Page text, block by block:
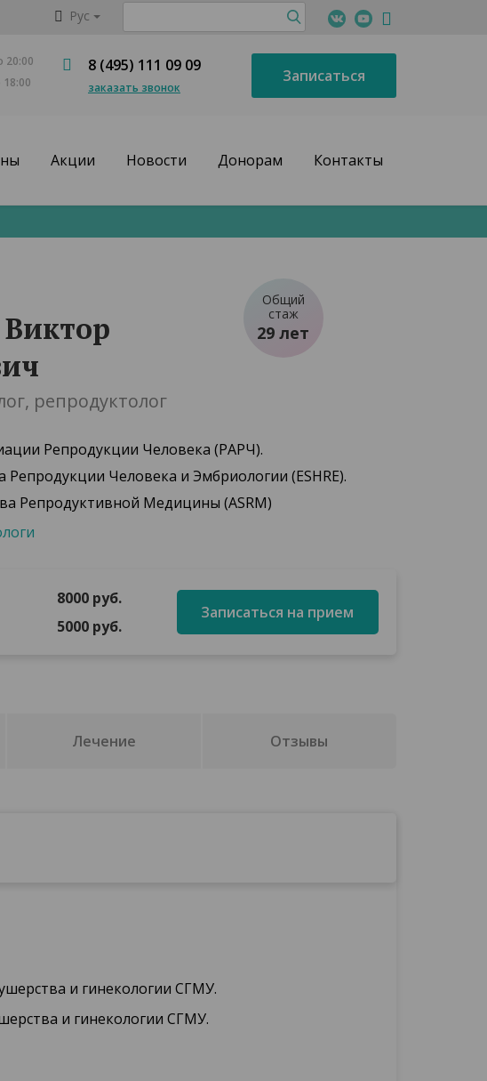
Рус
20:00
8 (495) 111 09 09
заказать звонок
Записаться
Акции Новости Донорам Контакты
репродуктолог
Репродукции Человека (РАРЧ).
Репродукции Человека и Эмбриологии (ESHRE).
Репродуктивной Медицины (ASRM)
Общий
стаж
29 лет
8000 руб.
5000 руб.
Записаться на прием
Лечение Отзывы
и гинекологии СГМУ.
и гинекологии СГМУ.